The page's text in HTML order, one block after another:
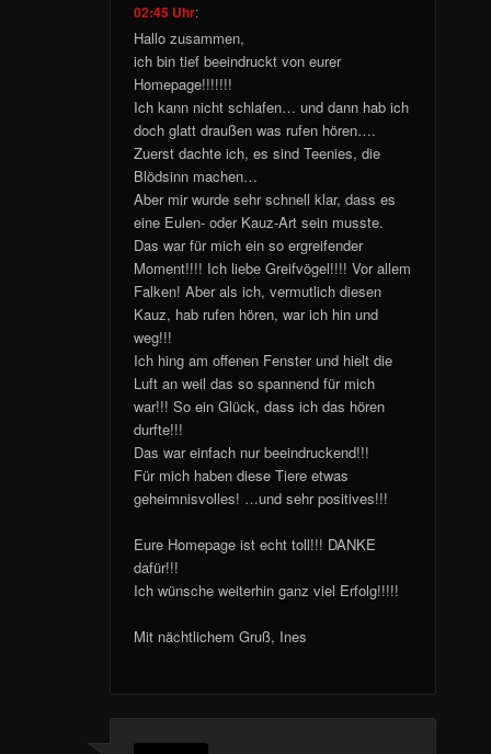
02:45 Uhr:
Hallo zusammen,
ich bin tief beeindruckt von eurer
Homepage!!!!!!!
Ich kann nicht schlafen… und dann hab ich
doch glatt draußen was rufen hören….
Zuerst dachte ich, es sind Teenies, die
Blödsinn machen…
Aber mir wurde sehr schnell klar, dass es
eine Eulen- oder Kauz-Art sein musste.
Das war für mich ein so ergreifender
Moment!!!! Ich liebe Greifvögel!!!! Vor allem
Falken! Aber als ich, vermutlich diesen
Kauz, hab rufen hören, war ich hin und
weg!!!
Ich hing am offenen Fenster und hielt die
Luft an weil das so spannend für mich
war!!! So ein Glück, dass ich das hören
durfte!!!
Das war einfach nur beeindruckend!!!
Für mich haben diese Tiere etwas
geheimnisvolles! …und sehr positives!!!
Eure Homepage ist echt toll!!! DANKE
dafür!!!
Ich wünsche weiterhin ganz viel Erfolg!!!!!
Mit nächtlichem Gruß, Ines